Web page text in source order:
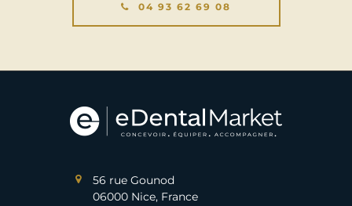
04 93 62 69 08
56 rue Gounod
06000 Nice, France